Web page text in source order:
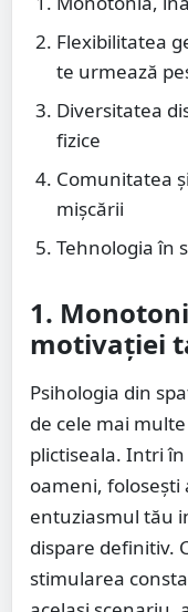
Flexibilitatea
te urmează
Diversitatea
fizice
Comunitatea
mișcării
Tehnologia în
1.
motivației
Psihologia din
de cele mai
plictiseala. Intri în
oameni, folosești
entuziasmul tău
dispare definitiv.
stimularea